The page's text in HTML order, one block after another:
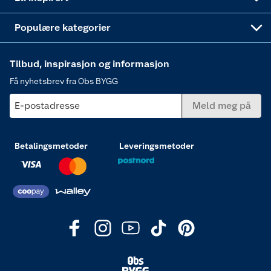
Populære kategorier
Tilbud, inspirasjon og informasjon
Få nyhetsbrev fra Obs BYGG
E-postadresse Meld meg på
Betalingsmetoder Leveringsmetoder